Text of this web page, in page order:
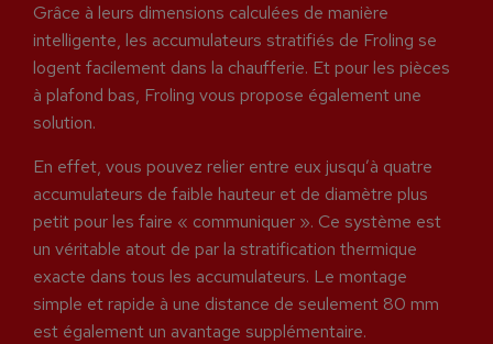
Grâce à leurs dimensions calculées de manière
intelligente, les accumulateurs stratifiés de Froling se
logent facilement dans la chaufferie. Et pour les pièces
à plafond bas, Froling vous propose également une
solution.
En effet, vous pouvez relier entre eux jusqu’à quatre
accumulateurs de faible hauteur et de diamètre plus
petit pour les faire « communiquer ». Ce système est
un véritable atout de par la stratification thermique
exacte dans tous les accumulateurs. Le montage
simple et rapide à une distance de seulement 80 mm
est également un avantage supplémentaire.